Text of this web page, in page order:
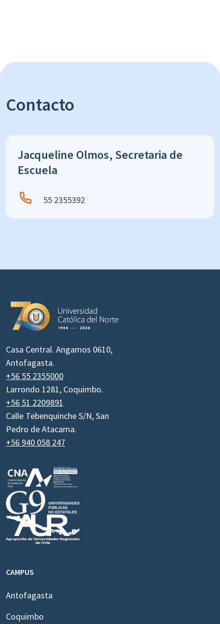
Contacto
Jacqueline Olmos, Secretaria de
Escuela
55 2355392
Casa Central. Angamos 0610,
Antofagasta.
+56 55 2355000
Larrondo 1281, Coquimbo.
+56 51 2209891
Calle Tebenquinche S/N, San
Pedro de Atacama.
+56 940 058 247
CAMPUS
Antofagasta
Coquimbo